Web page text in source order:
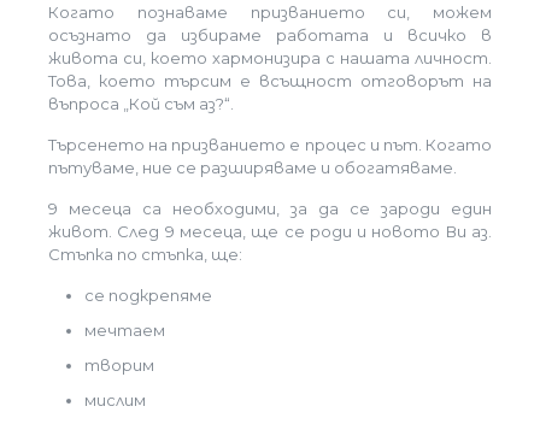
Когато познаваме призванието си, можем
осъзнато да избираме работата и всичко в
живота си, което хармонизира с нашата личност.
Това, което търсим е всъщност отговорът на
въпроса „Кой съм аз?“.
Търсенето на призванието е процес и път. Когато
пътуваме, ние се разширяваме и обогатяваме.
9 месеца са необходими, за да се зароди един
живот. След 9 месеца, ще се роди и новото Ви аз.
Стъпка по стъпка, ще:
се подкрепяме
мечтаем
творим
мислим